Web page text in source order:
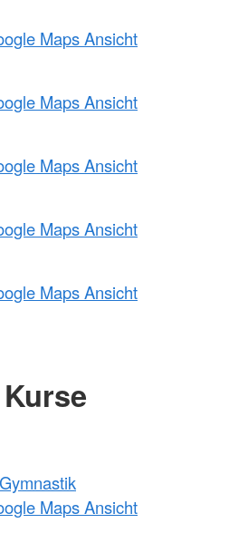
Maps Ansicht
Maps Ansicht
Maps Ansicht
Maps Ansicht
Maps Ansicht
Kurse
Maps Ansicht